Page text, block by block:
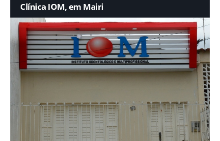
Clínica IOM, em Mairi